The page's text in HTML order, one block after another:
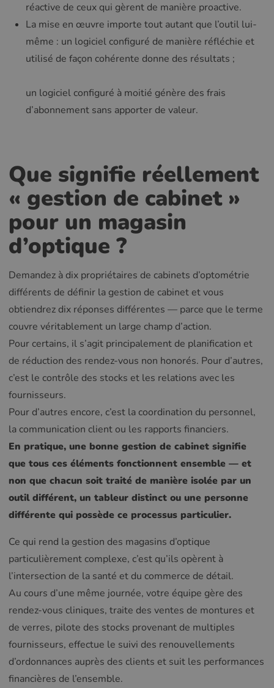
réactive de ceux qui gèrent de manière proactive.
La mise en œuvre importe tout autant que l’outil lui-
même : un logiciel configuré de manière réfléchie et
utilisé de façon cohérente donne des résultats ;
un logiciel configuré à moitié génère des frais
d’abonnement sans apporter de valeur.
Que signifie réellement
« gestion de cabinet »
pour un magasin
d’optique ?
Demandez à dix propriétaires de cabinets d’optométrie
différents de définir la gestion de cabinet et vous
obtiendrez dix réponses différentes — parce que le terme
couvre véritablement un large champ d’action.
Pour certains, il s’agit principalement de planification et
de réduction des rendez-vous non honorés. Pour d’autres,
c’est le contrôle des stocks et les relations avec les
fournisseurs.
Pour d’autres encore, c’est la coordination du personnel,
la communication client ou les rapports financiers.
En pratique, une bonne gestion de cabinet signifie
que tous ces éléments fonctionnent ensemble — et
non que chacun soit traité de manière isolée par un
outil différent, un tableur distinct ou une personne
différente qui possède ce processus particulier.
Ce qui rend la gestion des magasins d’optique
particulièrement complexe, c’est qu’ils opèrent à
l’intersection de la santé et du commerce de détail.
Au cours d’une même journée, votre équipe gère des
rendez-vous cliniques, traite des ventes de montures et
de verres, pilote des stocks provenant de multiples
fournisseurs, effectue le suivi des renouvellements
d’ordonnances auprès des clients et suit les performances
financières de l’ensemble.